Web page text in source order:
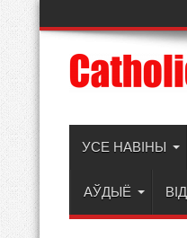
УСЕ НАВІНЫ
АЎДЫЁ